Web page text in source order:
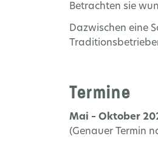
Betrachten sie
Dazwischen eine
Termine
Mai – Oktober
(Genauer Termin